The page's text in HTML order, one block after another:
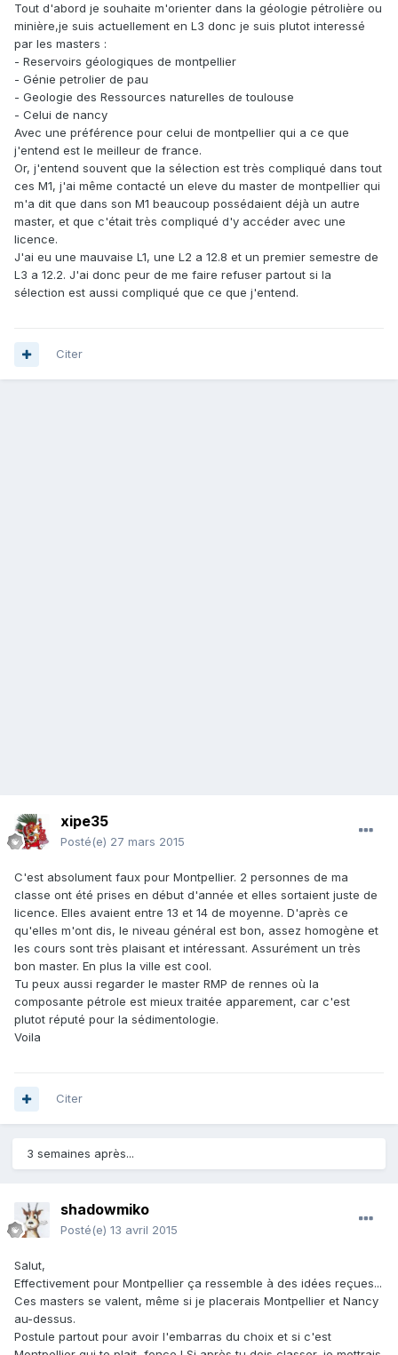
Tout d'abord je souhaite m'orienter dans la géologie pétrolière ou
minière,je suis actuellement en L3 donc je suis plutot interessé
par les masters :
- Reservoirs géologiques de montpellier
- Génie petrolier de pau
- Geologie des Ressources naturelles de toulouse
- Celui de nancy
Avec une préférence pour celui de montpellier qui a ce que
j'entend est le meilleur de france.
Or, j'entend souvent que la sélection est très compliqué dans tout
ces M1, j'ai même contacté un eleve du master de montpellier qui
m'a dit que dans son M1 beaucoup possédaient déjà un autre
master, et que c'était très compliqué d'y accéder avec une
licence.
J'ai eu une mauvaise L1, une L2 a 12.8 et un premier semestre de
L3 a 12.2. J'ai donc peur de me faire refuser partout si la
sélection est aussi compliqué que ce que j'entend.
Citer
xipe35
Posté(e) 27 mars 2015
C'est absolument faux pour Montpellier. 2 personnes de ma
classe ont été prises en début d'année et elles sortaient juste de
licence. Elles avaient entre 13 et 14 de moyenne. D'après ce
qu'elles m'ont dis, le niveau général est bon, assez homogène et
les cours sont très plaisant et intéressant. Assurément un très
bon master. En plus la ville est cool.
Tu peux aussi regarder le master RMP de rennes où la
composante pétrole est mieux traitée apparement, car c'est
plutot réputé pour la sédimentologie.
Voila
Citer
3 semaines après...
shadowmiko
Posté(e) 13 avril 2015
Salut,
Effectivement pour Montpellier ça ressemble à des idées reçues...
Ces masters se valent, même si je placerais Montpellier et Nancy
au-dessus.
Postule partout pour avoir l'embarras du choix et si c'est